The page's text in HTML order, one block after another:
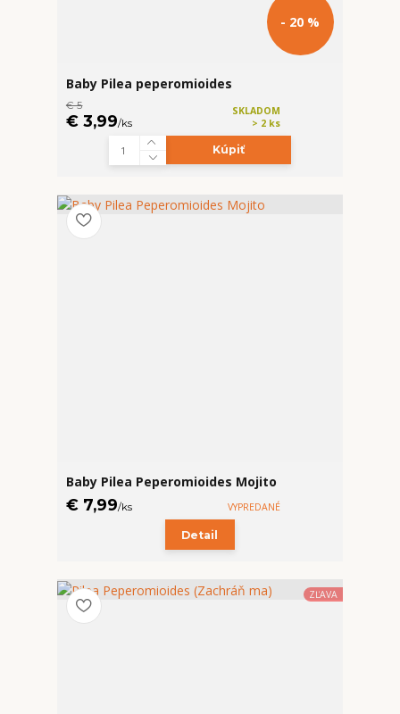
- 20 %
Baby Pilea peperomioides
€ 5
€ 3,99/ks
SKLADOM
> 2 ks
Kúpiť
Baby Pilea Peperomioides Mojito
€ 7,99/ks VYPREDANÉ
Detail
ZĽAVA